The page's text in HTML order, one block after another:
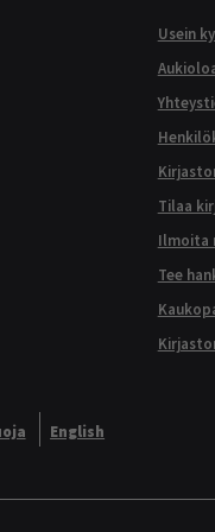
Usein
Tilaa
Ilmoita
Tee
English